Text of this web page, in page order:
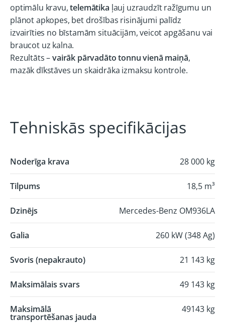
optimālu kravu,telemātika ļauj uzraudzīt ražīgumu un
plānot apkopes, bet drošības risinājumi palīdz
izvairīties no bīstamām situācijām, veicot apgāšanu vai
braucot uz kalna.
Rezultāts –vairāk pārvadāto tonnu vienā maiņā,
mazāk dīkstāves un skaidrāka izmaksu kontrole.
Tehniskās specifikācijas
Noderīga krava 28 000 kg
Tilpums 18,5 m³
Dzinējs Mercedes-Benz OM936LA
Galia 260 kW (348 Ag)
Svoris (nepakrauto) 21 143 kg
Maksimālais svars 49 143 kg
Maksimālā
transportēšanas jauda
49143 kg